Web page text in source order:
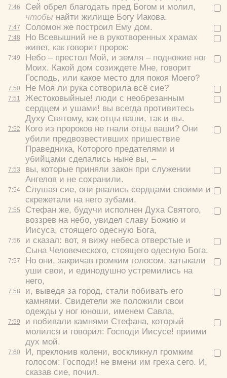
7:46
7:47
7:48
7:49
7:50
7:51
7:52
7:53
7:54
7:55
7:56
7:57
7:58
7:59
7:60
Сей обрел благодать пред Богом и молил,
чтобы найти жилище Богу Иакова.
Соломон же построил Ему дом.
Но Всевышний не в рукотворенных храмах
живет, как говорит пророк:
Небо – престол Мой, и земля – подножие ног
Моих. Какой дом созиждете Мне, говорит
Господь, или какое место для покоя Моего?
Не Моя ли рука сотворила всё сие?
Жестоковыйные! люди с необрезанным
сердцем и ушами! вы всегда противитесь
Духу Святому, как отцы ваши, так и вы.
Кого из пророков не гнали отцы ваши? Они
убили предвозвестивших пришествие
Праведника, Которого предателями и
убийцами сделались ныне вы, –
вы, которые приняли закон при служении
Ангелов и не сохранили.
Слушая сие, они рвались сердцами своими и
скрежетали на него зубами.
Стефан же, будучи исполнен Духа Святого,
воззрев на небо, увидел славу Божию и
Иисуса, стоящего одесную Бога,
и сказал: вот, я вижу небеса отверстые и
Сына Человеческого, стоящего одесную Бога.
Но они, закричав громким голосом, затыкали
уши свои, и единодушно устремились на
него,
и, выведя за город, стали побивать его
камнями. Свидетели же положили свои
одежды у ног юноши, именем Савла,
и побивали камнями Стефана, который
молился и говорил: Господи Иисусе! приими
дух мой.
И, преклонив колени, воскликнул громким
голосом: Господи! не вмени им греха сего. И,
сказав сие, почил.